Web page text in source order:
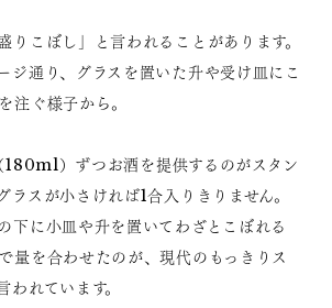
りこぼし」と言われることがあります。
ジ通り、グラスを置いた升や受け皿にこ
注ぐ様子から。
180ml）ずつお酒を提供するのがスタン
ラスが小さければ1合入りきりません。
下に小皿や升を置いてわざとこぼれる
量を合わせたのが、現代のもっきりス
われています。